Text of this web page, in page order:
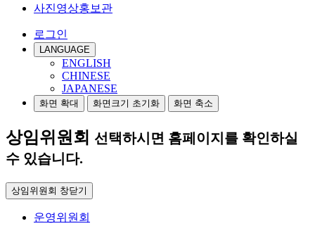
사진영상홍보관
로그인
LANGUAGE
ENGLISH
CHINESE
JAPANESE
화면 확대 화면크기 초기화 화면 축소
상임위원회 선택하시면 홈페이지를 확인하실
수 있습니다.
상임위원회 창닫기
운영위원회